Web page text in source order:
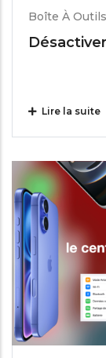
Boîte À Outils
Lire la suite